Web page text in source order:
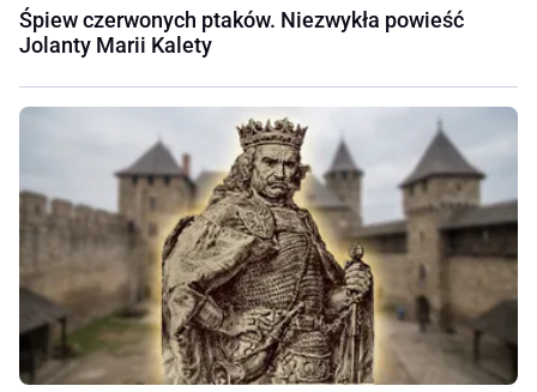
Śpiew czerwonych ptaków. Niezwykła powieść
Jolanty Marii Kalety